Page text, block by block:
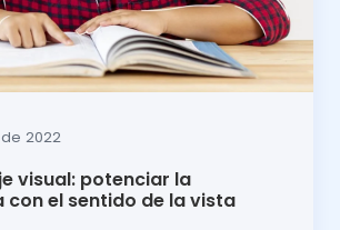
2022
visual: potenciar la
con el sentido de la vista